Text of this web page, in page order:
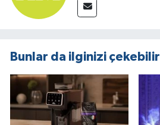
Bunlar da ilginizi çekebilir